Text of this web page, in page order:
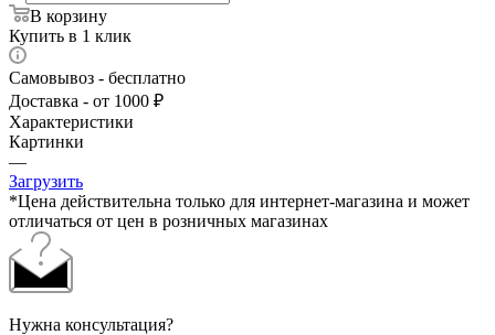
В корзину
Купить в 1 клик
Самовывоз - бесплатно
Доставка - от 1000 ₽
Характеристики
Картинки
—
Загрузить
*Цена действительна только для интернет-магазина и может
отличаться от цен в розничных магазинах
Нужна консультация?